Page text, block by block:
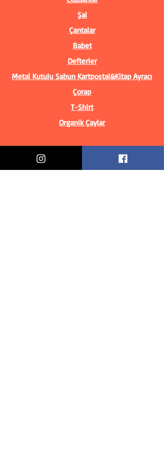
Şal
Çantalar
Babet
Defterler
Metal Kutulu Sabun Kartpostal&Kitap Ayracı
Çorap
T-Shirt
Organik Çaylar
Bilgiler